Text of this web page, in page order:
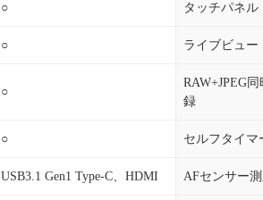
○ タッチパネル
○ ライブビュー
○
RAW+JPEG
録
○ セルフタイマ
USB3.1 Gen1 Type-C、HDMI AFセンサー